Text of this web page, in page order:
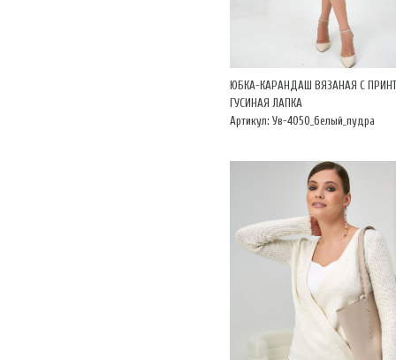
ЮБКА-КАРАНДАШ ВЯЗАНАЯ С
ГУСИНАЯ ЛАПКА
Артикул: Ув-4050_белый_пудра